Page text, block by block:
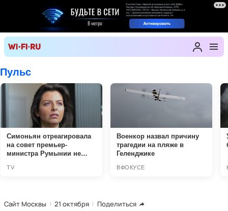
Сайт Москвы 21 октября Поделиться